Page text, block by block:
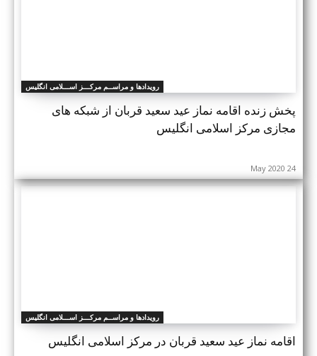
رویدادها و مراســم مرکـــز اســـلامی انگلیس
پخش زنده اقامه نماز عید سعید قربان از شبکه های
مجازی مرکز اسلامی انگلیس
24 May 2020
رویدادها و مراســم مرکـــز اســـلامی انگلیس
اقامه نماز عید سعید قربان در مرکز اسلامی انگلیس